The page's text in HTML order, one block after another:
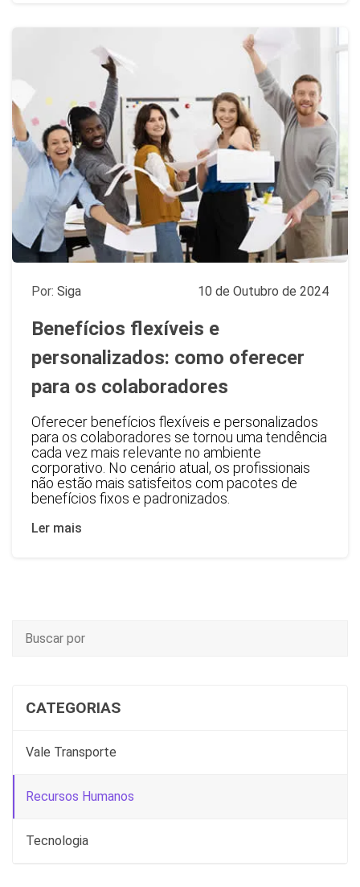
Por: Siga 10 de Outubro de 2024
Benefícios flexíveis e
personalizados: como oferecer
para os colaboradores
Oferecer benefícios flexíveis e personalizados
para os colaboradores se tornou uma tendência
cada vez mais relevante no ambiente
corporativo. No cenário atual, os profissionais
não estão mais satisfeitos com pacotes de
benefícios fixos e padronizados.
Ler mais
CATEGORIAS
Vale Transporte
Recursos Humanos
Tecnologia